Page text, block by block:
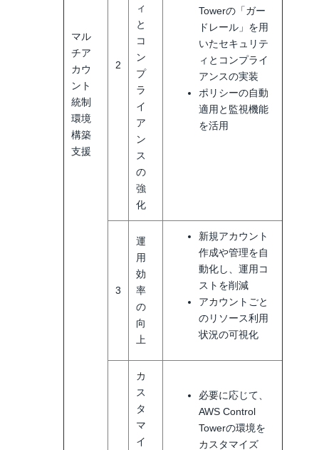
マル
チア
カウ
ント
統制
環境
構築
支援
2
ィ
と
コ
ン
プ
ラ
イ
ア
ン
ス
の
強
化
Towerの「ガー
ドレール」を用
いたセキュリテ
ィとコンプライ
アンスの実装
ポリシーの自動
適用と監視機能
を活用
3
運
用
効
率
の
向
上
新規アカウント
作成や管理を自
動化し、運用コ
ストを削減
アカウントごと
のリソース利用
状況の可視化
カ
ス
タ
マ
イ
必要に応じて、
AWS Control
Towerの環境を
カスタマイズ